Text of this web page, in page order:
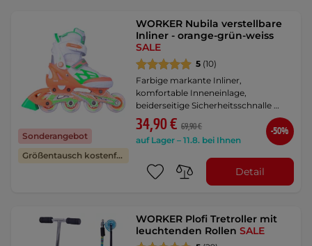
Sonderangebot
Größentausch kostenfrei
WORKER Nubila verstellbare
Inliner - orange-grün-weiss
SALE
5 (10)
Farbige markante Inliner,
komfortable Inneneinlage,
beiderseitige Sicherheitsschnalle …
34,90 € 69,90 €
auf Lager – 11.8. bei Ihnen
-50%
Detail
WORKER Plofi Tretroller mit
leuchtenden RollenSALE